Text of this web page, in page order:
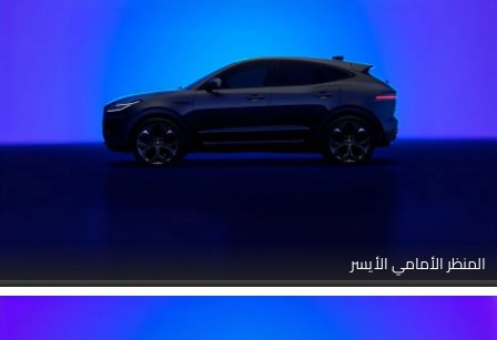
المنظر الأمامي الأيسر